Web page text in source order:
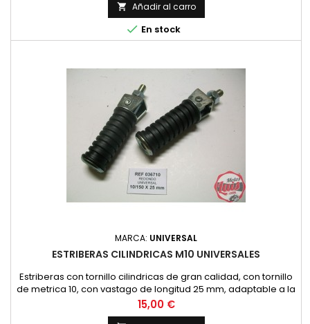
 Añadir al carro
 En stock
MARCA: UNIVERSAL
ESTRIBERAS CILINDRICAS M10 UNIVERSALES
Estriberas con tornillo cilindricas de gran calidad, con tornillo
de metrica 10, con vastago de longitud 25 mm, adaptable a la
gran mayoria de moto nacional con estriberas traseras en el
chasis.
Precio
15,00 €